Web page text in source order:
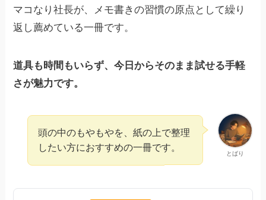
マコなり社長が、メモ書きの習慣の原点として繰り
返し薦めている一冊です。
道具も時間もいらず、今日からそのまま試せる手軽
さが魅力です。
とばり
頭の中のもやもやを、紙の上で整理
したい方におすすめの一冊です。